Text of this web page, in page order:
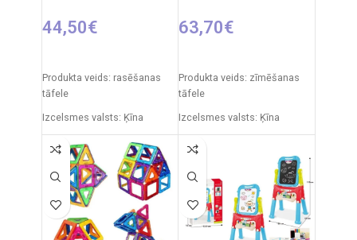
44,50€
Produkta veids: rasēšanas
tāfele
Izcelsmes valsts: Ķīna
Iepakojuma izmēri: 91 x 5 x
55 cm
Produkta izmēri: 86 x 53 x 45
63,70€
Produkta veids: zīmēšanas
tāfele
Izcelsmes valsts: Ķīna
x 61,5 cm
Produkta izmēri: 33 x 58 x 84
Ieteicamais vecums: no 3